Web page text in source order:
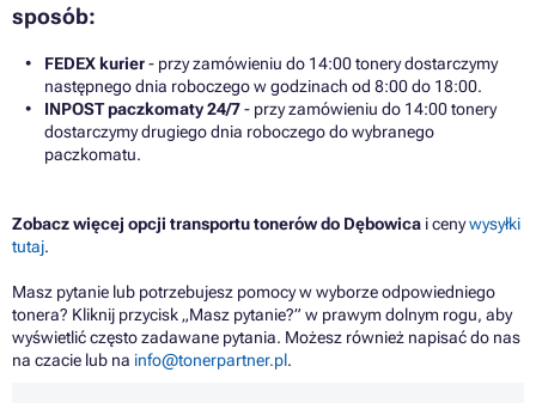
sposób:
FEDEX kurier- przy zamówieniu do 14:00 tonery dostarczymy
następnego dnia roboczego w godzinach od 8:00 do 18:00.
INPOST paczkomaty 24/7- przy zamówieniu do 14:00 tonery
dostarczymy drugiego dnia roboczego do wybranego
paczkomatu.
Zobacz więcej opcji transportu tonerów do Dębowica i cenywysyłki
tutaj.
Masz pytanie lub potrzebujesz pomocy w wyborze odpowiedniego
tonera? Kliknij przycisk „Masz pytanie?” w prawym dolnym rogu, aby
wyświetlić często zadawane pytania. Możesz również napisać do nas
na czacie lub na info@tonerpartner.pl.